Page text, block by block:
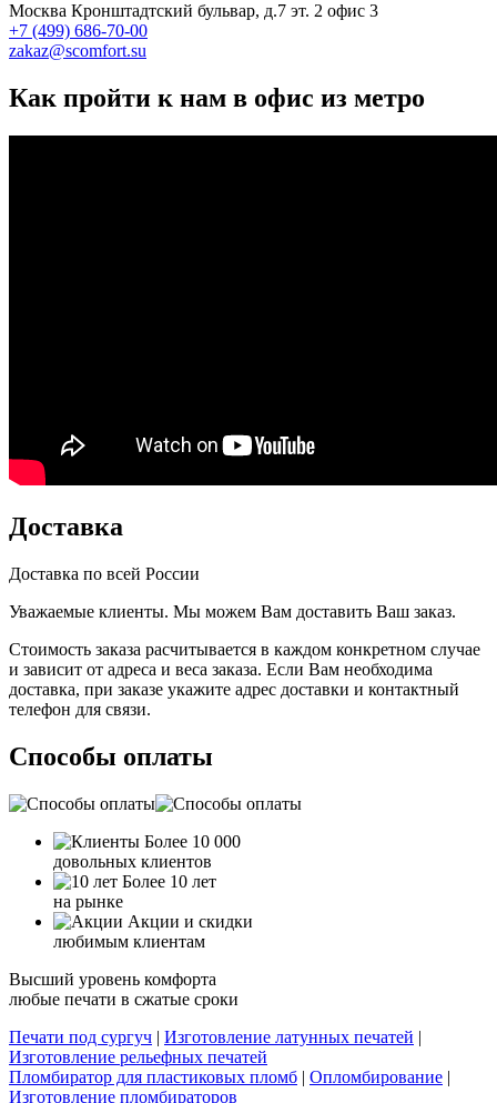
Москва Кронштадтский бульвар, д.7 эт. 2 офис 3
+7 (499) 686-70-00
zakaz@scomfort.su
Как пройти к нам в офис из метро
Доставка
Доставка по всей России
Уважаемые клиенты. Мы можем Вам доставить Ваш заказ.
Стоимость заказа расчитывается в каждом конкретном случае
и зависит от адреса и веса заказа. Если Вам необходима
доставка, при заказе укажите адрес доставки и контактный
телефон для связи.
Способы оплаты
Более 10 000
довольных клиентов
Более 10 лет
на рынке
Акции и скидки
любимым клиентам
Высший уровень комфорта
любые печати в сжатые сроки
Печати под сургуч | Изготовление латунных печатей |
Изготовление рельефных печатей
Пломбиратор для пластиковых пломб | Опломбирование |
Изготовление пломбираторов